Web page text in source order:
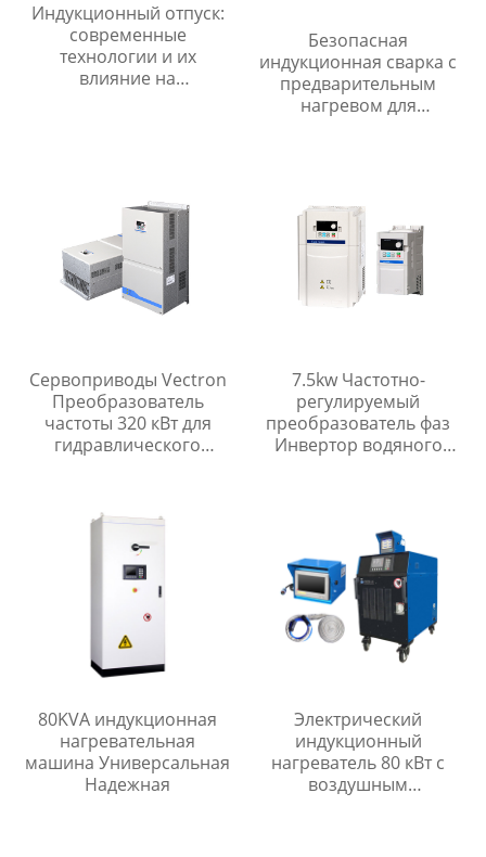
Индукционный отпуск:
современные
технологии и их
влияние на
Безопасная
индукционная сварка с
предварительным
нагревом для
Сервоприводы Vectron
Преобразователь
частоты 320 кВт для
гидравлического
7.5kw Частотно-
регулируемый
преобразователь фаз
Инвертор водяного
80KVA индукционная
нагревательная
машина Универсальная
Надежная
Электрический
индукционный
нагреватель 80 кВт с
воздушным